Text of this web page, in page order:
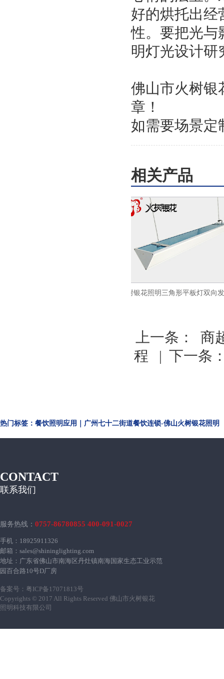
好的烘托出经
性。要把光与
明灯光设计研
佛山市火树银
章！
如需要场景定
相关产品
火树银花照明三角形平板灯双向发光
上一条：
商
程
| 下一条
热门标签：餐饮照明应用｜广州七十二街道餐饮连锁-佛山火树银花照明
CONTACT
联系我们
服务热线： 0757-86780855 400-091-0027
手机：18925911326
邮箱：sales@shininglighting.com
地址：广东省佛山市南海区丹灶镇南海国家生态工业示范
园百合路10号D厂房
备案号： 粤ICP备17071813号
Copyrights © 2017 All Rights Reserved 佛山市火树银花
照明科技有限公司